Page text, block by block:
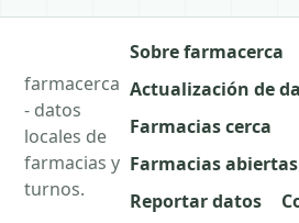
farmacerca
- datos
locales de
farmacias y
turnos.
Sobre farmacerca
Actualización de
Farmacias cerca
Farmacias abiertas
Reportar datos